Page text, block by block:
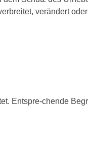
verändert
Entspre-chende